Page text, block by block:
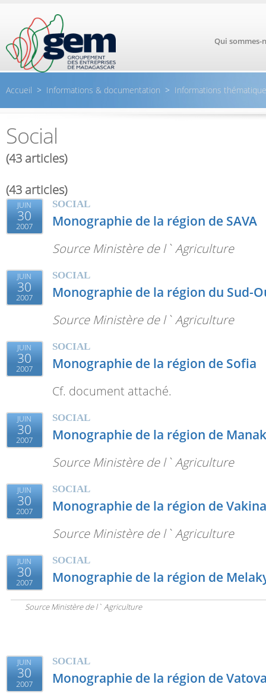
Qui sommes-
Accueil > Informations & documentation > Informations
Social
(43 articles)
(43 articles)
JUIN
30
2007
SOCIAL
Monographie de la région de SAVA
Source Ministère de l` Agriculture
JUIN
30
2007
SOCIAL
Monographie de la région du Sud-
Source Ministère de l` Agriculture
JUIN
30
2007
SOCIAL
Monographie de la région de Sofia
Cf. document attaché.
JUIN
30
2007
SOCIAL
Monographie de la région de
Source Ministère de l` Agriculture
JUIN
30
2007
SOCIAL
Monographie de la région de
Source Ministère de l` Agriculture
JUIN
30
2007
SOCIAL
Monographie de la région de
Source Ministère de l` Agriculture
JUIN
30
2007
SOCIAL
Monographie de la région de